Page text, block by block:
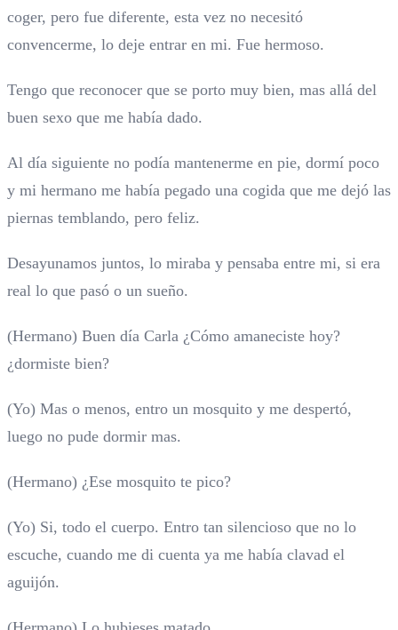
coger, pero fue diferente, esta vez no necesitó
convencerme, lo deje entrar en mi. Fue hermoso.
Tengo que reconocer que se porto muy bien, mas allá del
buen sexo que me había dado.
Al día siguiente no podía mantenerme en pie, dormí poco
y mi hermano me había pegado una cogida que me dejó las
piernas temblando, pero feliz.
Desayunamos juntos, lo miraba y pensaba entre mi, si era
real lo que pasó o un sueño.
(Hermano) Buen día Carla ¿Cómo amaneciste hoy?
¿dormiste bien?
(Yo) Mas o menos, entro un mosquito y me despertó,
luego no pude dormir mas.
(Hermano) ¿Ese mosquito te pico?
(Yo) Si, todo el cuerpo. Entro tan silencioso que no lo
escuche, cuando me di cuenta ya me había clavad el
aguijón.